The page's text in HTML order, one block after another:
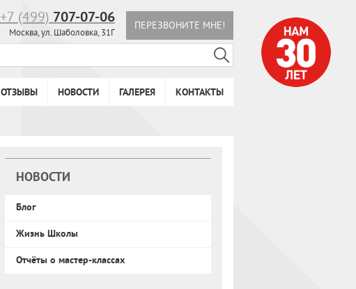
ПЕРЕЗВОНИТЕ МНЕ!
+7 (499) 707-07-06
Москва, ул. Шаболовка, 31Г
ОТЗЫВЫ НОВОСТИ ГАЛЕРЕЯ КОНТАКТЫ
НОВОСТИ
Блог
Жизнь Школы
Отчёты о мастер-классах